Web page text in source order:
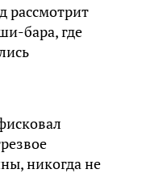
рассмотрит
бара, где
никогда не